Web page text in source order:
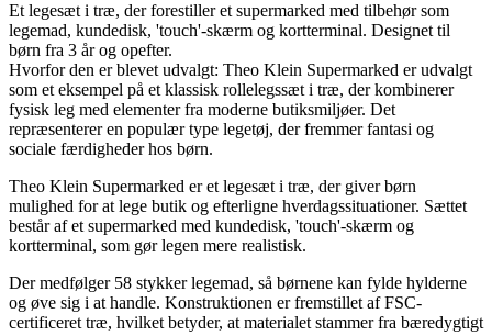
Et legesæt i træ, der forestiller et supermarked med tilbehør som
legemad, kundedisk, 'touch'-skærm og kortterminal. Designet til
børn fra 3 år og opefter.
Hvorfor den er blevet udvalgt: Theo Klein Supermarked er udvalgt
som et eksempel på et klassisk rollelegssæt i træ, der kombinerer
fysisk leg med elementer fra moderne butiksmiljøer. Det
repræsenterer en populær type legetøj, der fremmer fantasi og
sociale færdigheder hos børn.
Theo Klein Supermarked er et legesæt i træ, der giver børn
mulighed for at lege butik og efterligne hverdagssituationer. Sættet
består af et supermarked med kundedisk, 'touch'-skærm og
kortterminal, som gør legen mere realistisk.
Der medfølger 58 stykker legemad, så børnene kan fylde hylderne
og øve sig i at handle. Konstruktionen er fremstillet af FSC-
certificeret træ, hvilket betyder, at materialet stammer fra bæredygtigt